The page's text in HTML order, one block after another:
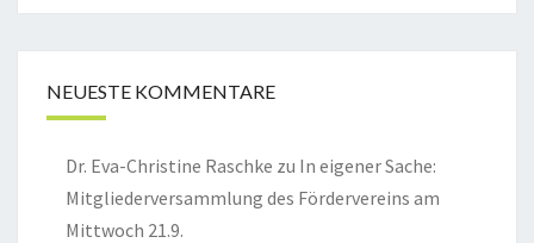
NEUESTE KOMMENTARE
Dr. Eva-Christine Raschke zu In eigener Sache:
Mitgliederversammlung des Fördervereins am
Mittwoch 21.9.